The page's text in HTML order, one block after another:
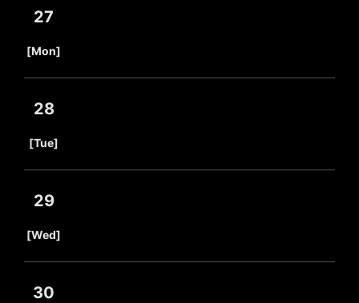
27
[Mon]
28
[Tue]
29
[Wed]
30